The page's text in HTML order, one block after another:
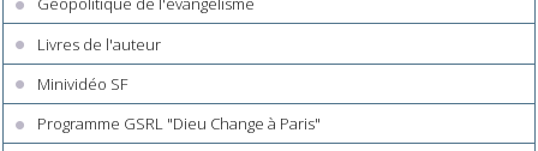
Livres de l'auteur
Minividéo SF
Programme GSRL "Dieu Change à Paris"